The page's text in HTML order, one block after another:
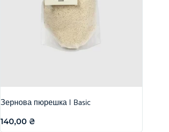
Зернова пюрешка | Basic
140,00 ₴